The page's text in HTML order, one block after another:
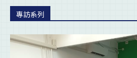
專訪系列